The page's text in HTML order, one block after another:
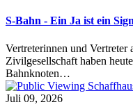
S-Bahn - Ein Ja ist ein
Vertreterinnen und
Zivilgesellschaft haben
Bahnknoten…
Juli 09, 2026